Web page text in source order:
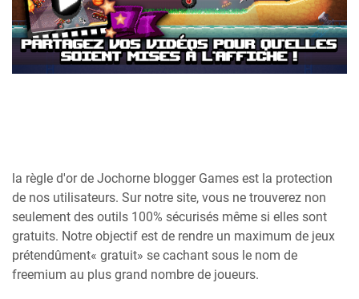
la règle d'or de Jochorne blogger Games est la protection
de nos utilisateurs. Sur notre site, vous ne trouverez non
seulement des outils 100% sécurisés même si elles sont
gratuits. Notre objectif est de rendre un maximum de jeux
prétendûment« gratuit» se cachant sous le nom de
freemium au plus grand nombre de joueurs.